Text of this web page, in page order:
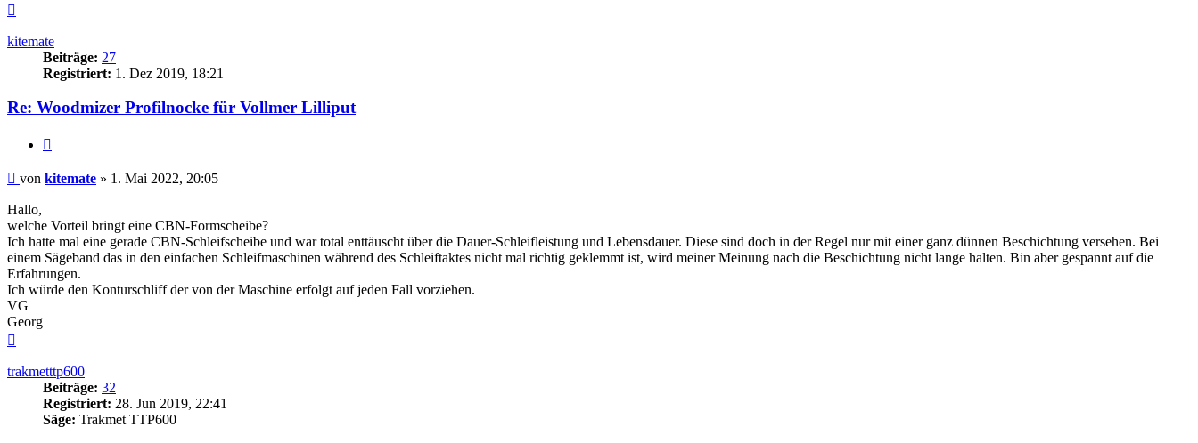
kitemate
Beiträge: 27
Registriert: 1. Dez 2019, 18:21
Re: Woodmizer Profilnocke für Vollmer Lilliput
Beitrag
von kitemate » 1. Mai 2022, 20:05
Hallo,
welche Vorteil bringt eine CBN-Formscheibe?
Ich hatte mal eine gerade CBN-Schleifscheibe und war total enttäuscht über die Dauer-Schleifleistung und Lebensdauer. Diese sind doch in der Regel nur mit einer ganz dünnen Beschichtung versehen. Bei
einem Sägeband das in den einfachen Schleifmaschinen während des Schleiftaktes nicht mal richtig geklemmt ist, wird meiner Meinung nach die Beschichtung nicht lange halten. Bin aber gespannt auf die
Erfahrungen.
Ich würde den Konturschliff der von der Maschine erfolgt auf jeden Fall vorziehen.
VG
Georg
trakmetttp600
Beiträge: 32
Registriert: 28. Jun 2019, 22:41
Säge: Trakmet TTP600